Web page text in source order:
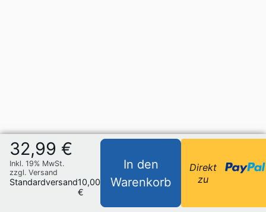
32,99 €
Inkl. 19% MwSt.
zzgl. Versand
Standardversand10,00
€
In den
Warenkorb
Direkt
zu